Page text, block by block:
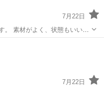
7月22日
素材がよく、状態もいいで
7月22日